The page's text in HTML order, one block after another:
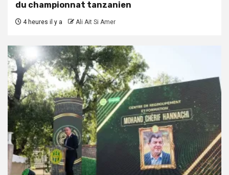
du championnat tanzanien
4 heures il y a Ali Ait Si Amer